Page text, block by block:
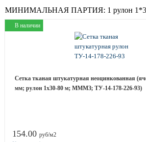
МИНИМАЛЬНАЯ ПАРТИЯ: 1 рулон
В наличии
Сетка тканая штукатурная неоцинкованная
мм; рулон 1х30-80 м; МММЗ; ТУ-14-178-226-93)
154.00 руб/м2